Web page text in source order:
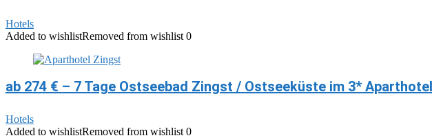
Hotels
Added to wishlistRemoved from wishlist 0
ab 274 € – 7 Tage Ostseebad Zingst / Ostseeküste im 3*
Hotels
Added to wishlistRemoved from wishlist 0